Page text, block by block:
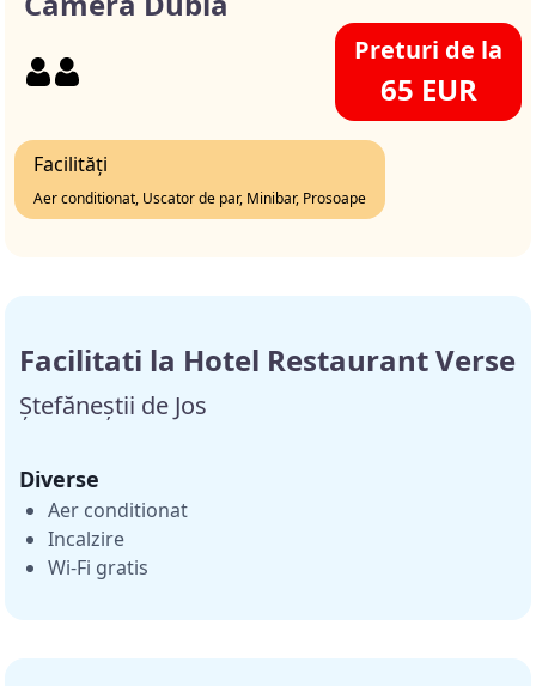
Preturi de la
65 EUR
Facilități
Aer conditionat, Uscator de par, Minibar, Prosoape
Facilitati la Hotel Restaurant Verse
Ștefăneștii de Jos
Diverse
Aer conditionat
Incalzire
Wi-Fi gratis